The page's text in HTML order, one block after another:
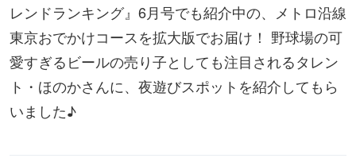
レンドランキング』6月号でも紹介中の、メトロ沿線
東京おでかけコースを拡大版でお届け！ 野球場の可
愛すぎるビールの売り子としても注目されるタレン
ト・ほのかさんに、夜遊びスポットを紹介してもら
いました♪